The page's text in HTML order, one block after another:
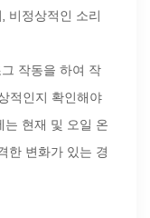
비정상적인 소리
작동을 하여 작
적인지 확인해야
현재 및 오일 온
한 변화가 있는 경